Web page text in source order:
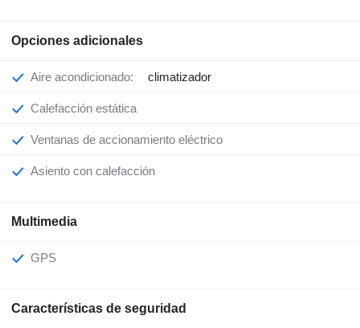
Opciones adicionales
Aire acondicionado: climatizador
Calefacción estática
Ventanas de accionamiento eléctrico
Asiento con calefacción
Multimedia
GPS
Características de seguridad